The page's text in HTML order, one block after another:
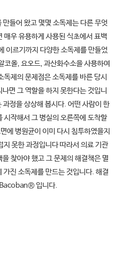
들어 왔고 몇몇 소독제는 다른 무엇
매우 유용하게 사용된 식초에서 표백
이르기까지 다양한 소독제를 만들었
코올, 요오드, 과산화수소을 사용하여
제의 문제점은 소독제를 바른 당시
면 그 역할을 하지 못한다는 것입니
정을 상상해 봅시다. 어떤 사람이 한
시작해서 그 병실의 오른쪽에 도착할
에 병원균이 이미 다시 침투하였을지
못한 과정입니다 따라서 의료 기관
찾아야 했고 그 문제의 해결책은 멸
가진 소독제를 만드는 것입니다. 해결
입니다.